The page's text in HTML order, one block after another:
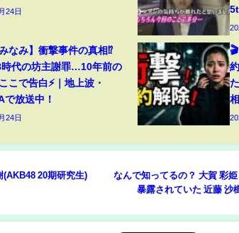
24日
みなみ】衝撃事件の真相⁉️
代の坊主謝罪…10年前の
こで告白⚡️｜地上波・
で放送中！
24日
20期研究生)
なんで知ってるの？ 大賀 彩
暴露されていた 近藤 沙